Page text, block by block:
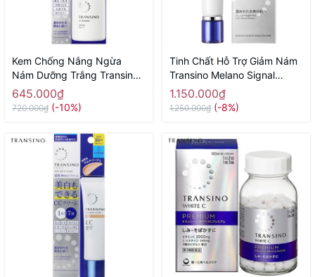
Kem Chống Nắng Ngừa
Nám Dưỡng Trắng Transino
Whitening UV Protector
SPF50+ PA++++ 30ml
645.000₫
720.000₫ (-10%)
Tinh Chất Hỗ Trợ Giảm Nám
Transino Melano Signal
Essence 30g- Hàng Nhật nội
địa
1.150.000₫
1.250.000₫ (-8%)